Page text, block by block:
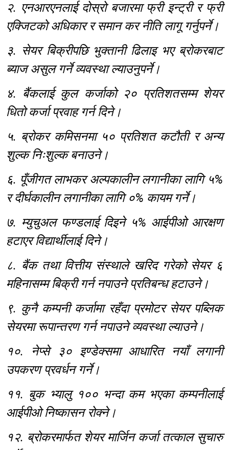
२. एनआरएनलाई दोस्रो बजारमा फ्री इन्ट्री र फ्री
एक्जिटको अधिकार र समान कर नीति लागू गर्नुपर्ने।
३. सेयर बिक्रीपछि भुक्तानी ढिलाइ भए ब्रोकरबाट
ब्याज असुल गर्ने व्यवस्था ल्याउनुपर्ने।
४. बैंकलाई कुल कर्जाको २० प्रतिशतसम्म शेयर
धितो कर्जा प्रवाह गर्न दिने।
५. ब्रोकर कमिसनमा ५० प्रतिशत कटौती र अन्य
शुल्क निःशुल्क बनाउने।
६. पूँजीगत लाभकर अल्पकालीन लगानीका लागि ५%
र दीर्घकालीन लगानीका लागि ०% कायम गर्ने।
७. म्युचुअल फण्डलाई दिइने ५% आईपीओ आरक्षण
हटाएर विद्यार्थीलाई दिने।
८. बैंक तथा वित्तीय संस्थाले खरिद गरेको सेयर ६
महिनासम्म बिक्री गर्न नपाउने प्रतिबन्ध हटाउने।
९. कुनै कम्पनी कर्जामा रहँदा प्रमोटर सेयर पब्लिक
सेयरमा रूपान्तरण गर्न नपाउने व्यवस्था ल्याउने।
१०. नेप्से ३० इण्डेक्समा आधारित नयाँ लगानी
उपकरण प्रवर्धन गर्ने।
११. बुक भ्यालु १०० भन्दा कम भएका कम्पनीलाई
आईपीओ निष्कासन रोक्ने।
१२. ब्रोकरमार्फत शेयर मार्जिन कर्जा तत्काल सुचारु